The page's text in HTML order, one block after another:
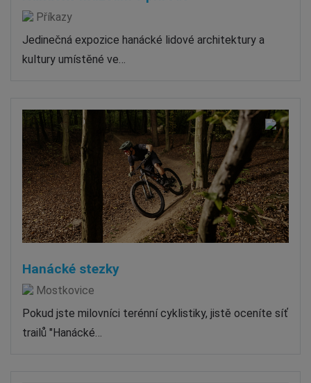
Příkazy
Jedinečná expozice hanácké lidové architektury a
kultury umístěné ve…
Hanácké stezky
Mostkovice
Pokud jste milovníci terénní cyklistiky, jistě oceníte síť
trailů "Hanácké…